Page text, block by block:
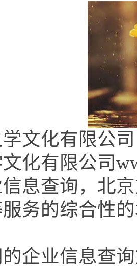
文化有限公司
化有限公司
息查询，北
务的综合性
企业信息查